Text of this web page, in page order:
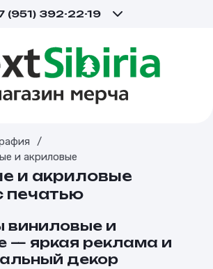
(951) 392-22-19
/
и акриловые
и акриловые
печатью
виниловые и
— яркая реклама и
декор